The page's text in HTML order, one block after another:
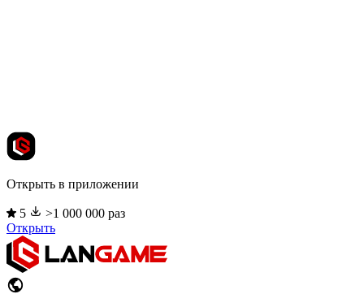
Открыть в приложении
5
>1 000 000 раз
Открыть